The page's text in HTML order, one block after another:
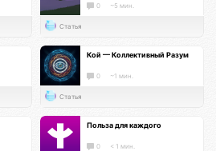
0 ~5 мин.
Статья
Кой — Коллективный Разум
0 ~1 мин.
Статья
Польза для каждого
0 < 1 мин.